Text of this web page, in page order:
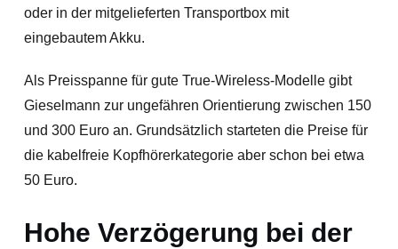
oder in der mitgelieferten Transportbox mit
eingebautem Akku.
Als Preisspanne für gute True-Wireless-Modelle gibt
Gieselmann zur ungefähren Orientierung zwischen 150
und 300 Euro an. Grundsätzlich starteten die Preise für
die kabelfreie Kopfhörerkategorie aber schon bei etwa
50 Euro.
Hohe Verzögerung bei der